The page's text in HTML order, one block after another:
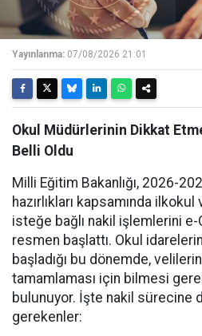
Yayınlanma: 07/08/2026 21:01
Okul Müdürlerinin Dikkat
Belli Oldu
Milli Eğitim Bakanlığı, 2026-
hazırlıkları kapsamında
isteğe bağlı nakil işlemlerini
resmen başlattı. Okul
başladığı bu dönemde,
tamamlaması için bilmesi
bulunuyor. İşte nakil sürecine
gerekenler: